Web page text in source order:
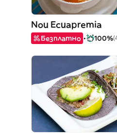
Nou Ecuapremia
Безплатно 100%